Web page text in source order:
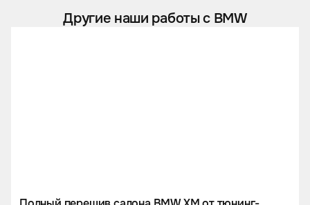
Другие наши работы с BMW